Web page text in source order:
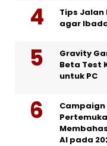
Tips Jalan
agar
Gravity
Beta Test
untuk PC
Campaign
AI pada